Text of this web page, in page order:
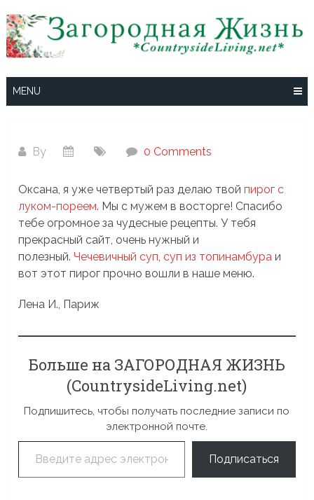
to
content
MENU
By 0 Comments
Оксана, я уже четвертый раз делаю твойпирог с
луком-пореем. Мы с мужем в восторге! Спасибо
тебе огромное за чудесные рецепты. У тебя
прекрасный сайт, очень нужный и
полезный.Чечевичный суп,суп из топинамбура и
вот этот пирог прочно вошли в наше меню.
Лена И., Париж
Больше на ЗАГОРОДНАЯ ЖИЗНЬ
(CountrysideLiving.net)
Подпишитесь, чтобы получать последние записи по
электронной почте.
Введите адрес электронной почты…
Подписаться